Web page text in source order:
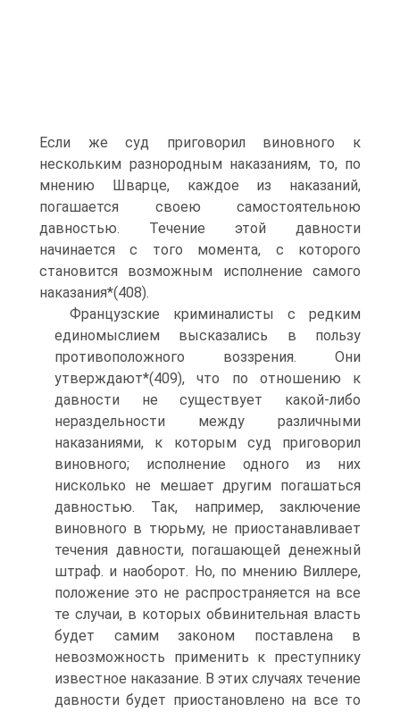
Если же суд приговорил виновного к
нескольким разнородным наказаниям, то, по
мнению Шварце, каждое из наказаний,
погашается своею самостоятельною
давностью. Течение этой давности
начинается с того момента, с которого
становится возможным исполнение самого
наказания*(408).
Французские криминалисты с редким
единомыслием высказались в пользу
противоположного воззрения. Они
утверждают*(409), что по отношению к
давности не существует какой-либо
нераздельности между различными
наказаниями, к которым суд приговорил
виновного; исполнение одного из них
нисколько не мешает другим погашаться
давностью. Так, например, заключение
виновного в тюрьму, не приостанавливает
течения давности, погашающей денежный
штраф. и наоборот. Но, по мнению Виллере,
положение это не распространяется на все
те случаи, в которых обвинительная власть
будет самим законом поставлена в
невозможность применить к преступнику
известное наказание. В этих случаях течение
давности будет приостановлено на все то